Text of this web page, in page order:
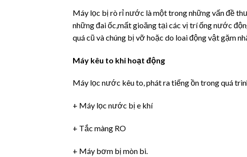
Máy lọc bị rò rỉ nước là một trong những vấn đề
những đai ốc,mất gioăng tại các vị trí ống nước
quá cũ và chúng bị vỡ hoặc do loai động vật gặm
Máy kêu to khi hoạt động
Máy lọc nước kêu to, phát ra tiếng ồn trong quá
+ Máy lọc nước bị e khí
+ Tắc màng RO
+ Máy bơm bị mòn bi.